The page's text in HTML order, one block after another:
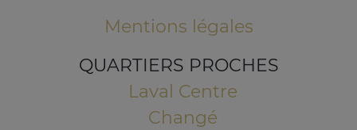
Mentions légales
QUARTIERS PROCHES
Laval Centre
Changé